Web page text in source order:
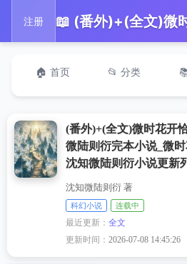
注册
🏠 首页 📂 分类
(番外)+(全文)微时花开
微陆则衍完本小说_微
沈知微陆则衍小说更新
沈知微陆则衍 著
科幻小说 连载中
最近更新：全文
更新时间：2026-07-08 14:45:26